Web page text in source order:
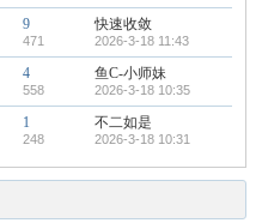
9
471
快速收敛
2026-3-18 11:43
4
558
鱼C-小师妹
2026-3-18 10:35
1
248
不二如是
2026-3-18 10:31